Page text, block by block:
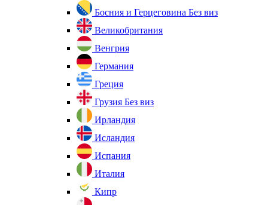
Босния и Герцеговина Без виз
Великобритания
Венгрия
Германия
Греция
Грузия Без виз
Ирландия
Исландия
Испания
Италия
Кипр